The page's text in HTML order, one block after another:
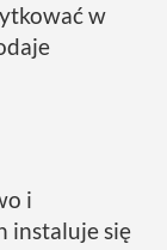
w
i
instaluje się